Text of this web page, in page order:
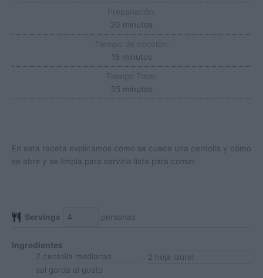
20 minutos
minutos
15minutos
minutos
35 minutos
minutos
En esta receta explicamos cómo se cuece una centolla y cómo
se abre y se limpia para servirla lista para comer.
Servings personas
Ingredientes
2 centolla medianas
sal gorda al gusto
2 hoja laurel